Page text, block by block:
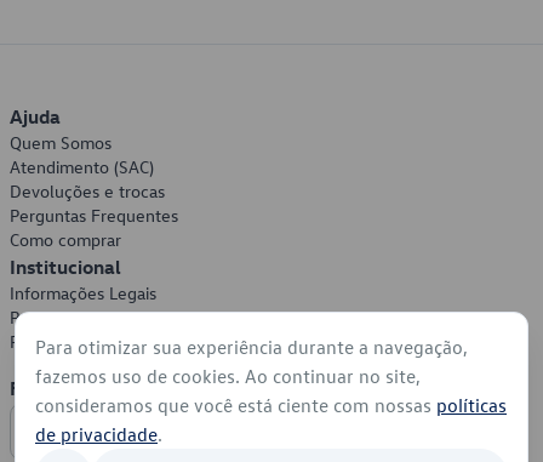
Ajuda
Quem Somos
Atendimento (SAC)
Devoluções e trocas
Perguntas Frequentes
Como comprar
Institucional
Informações Legais
Política de Privacidade
Política de Cookies
Formas de Pagamento
Para otimizar sua experiência durante a navegação,
fazemos uso de cookies. Ao continuar no site,
consideramos que você está ciente com nossas políticas
de privacidade.